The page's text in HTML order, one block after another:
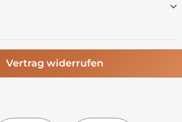
Vertrag widerrufen